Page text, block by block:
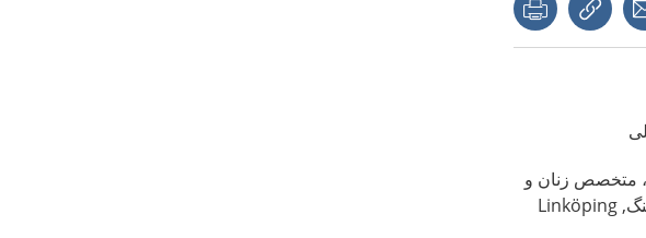
متخصص زنان و
Linköping